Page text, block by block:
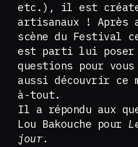
etc.), il est
artisanaux ! Après
scène du Festival
est parti lui poser
questions pour
aussi découvrir ce
à-tout.
Il a répondu aux
Lou Bakouche pour
jour.